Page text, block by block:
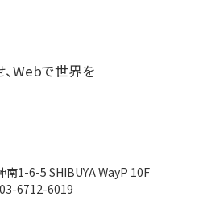
、Webで世界を
南1-6-5 SHIBUYA WayP 10F
6712-6019